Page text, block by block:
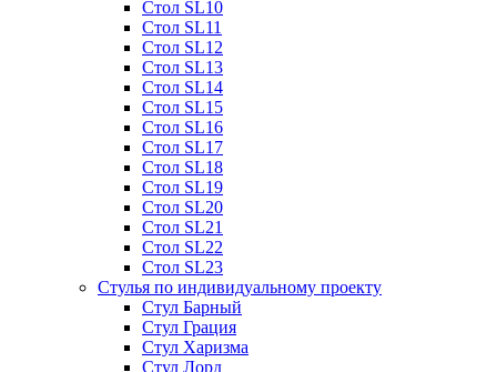
Стол SL10
Стол SL11
Стол SL12
Стол SL13
Стол SL14
Стол SL15
Стол SL16
Стол SL17
Стол SL18
Стол SL19
Стол SL20
Стол SL21
Стол SL22
Стол SL23
Стулья по индивидуальному проекту
Стул Барный
Стул Грация
Стул Харизма
Стул Лорд